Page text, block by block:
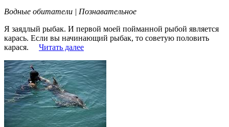
Водные обитатели | Познавательное
Я заядлый рыбак. И первой моей пойманной рыбой является
карась. Если вы начинающий рыбак, то советую половить
карася. Читать далее